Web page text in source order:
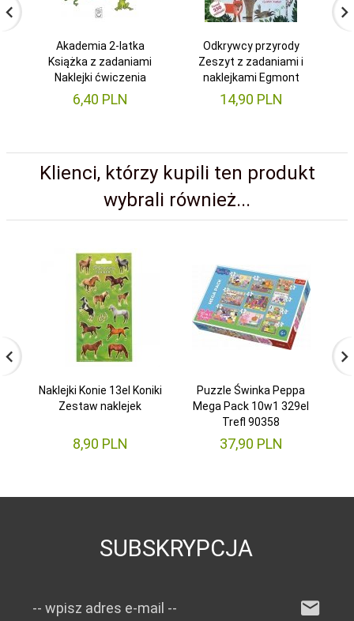
Akademia 2-latka
Książka z zadaniami
Naklejki ćwiczenia
6,40 PLN
Odkrywcy przyrody
Zeszyt z zadaniami i
naklejkami Egmont
14,90 PLN
Klienci, którzy kupili ten produkt
wybrali również...
Naklejki Konie 13el Koniki
Zestaw naklejek
8,90 PLN
Puzzle Świnka Peppa
Mega Pack 10w1 329el
Trefl 90358
37,90 PLN
SUBSKRYPCJA
-- wpisz adres e-mail --